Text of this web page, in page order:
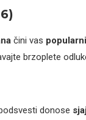
čini vas
brzoplete
donose